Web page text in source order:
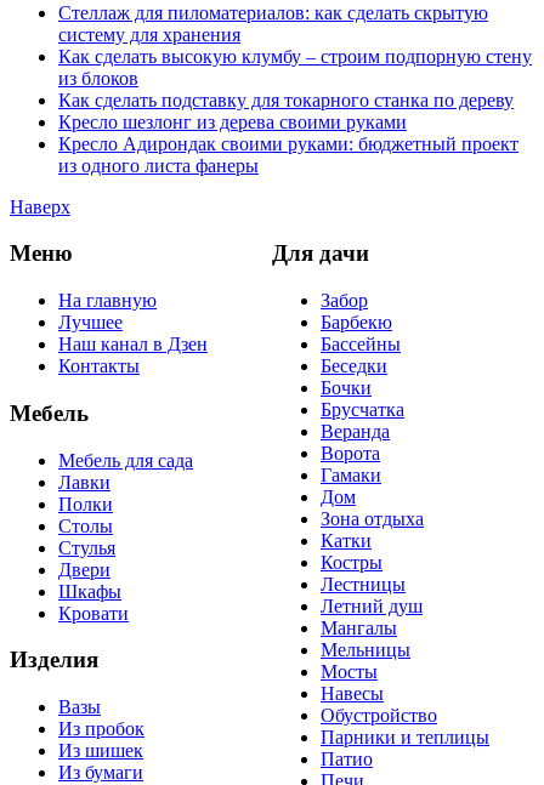
Стеллаж для пиломатериалов: как сделать скрытую
систему для хранения
Как сделать высокую клумбу – строим подпорную стену
из блоков
Как сделать подставку для токарного станка по дереву
Кресло шезлонг из дерева своими руками
Кресло Адирондак своими руками: бюджетный проект
из одного листа фанеры
Наверх
Меню
На главную
Лучшее
Наш канал в Дзен
Контакты
Мебель
Мебель для сада
Лавки
Полки
Столы
Стулья
Двери
Шкафы
Кровати
Изделия
Вазы
Из пробок
Из шишек
Из бумаги
Для дачи
Забор
Барбекю
Бассейны
Беседки
Бочки
Брусчатка
Веранда
Ворота
Гамаки
Дом
Зона отдыха
Катки
Костры
Лестницы
Летний душ
Мангалы
Мельницы
Мосты
Навесы
Обустройство
Парники и теплицы
Патио